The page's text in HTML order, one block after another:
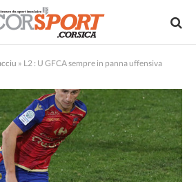
» L2 : U GFCA sempre in panna uffensiva